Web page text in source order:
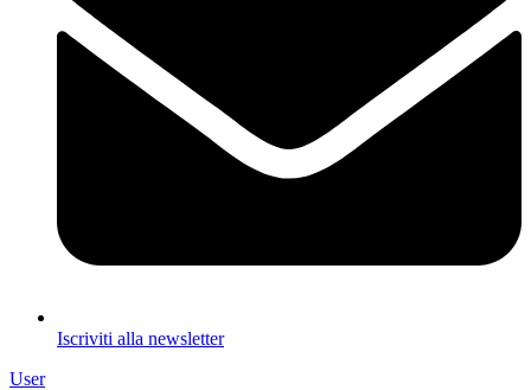
Iscriviti alla newsletter
User